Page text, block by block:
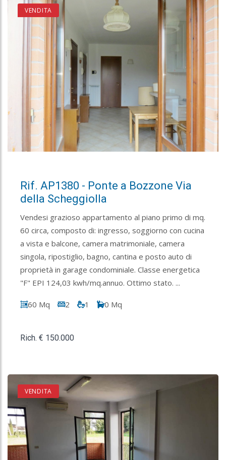
VENDITA
Rif. AP1380 - Ponte a Bozzone Via
della Scheggiolla
Vendesi grazioso appartamento al piano primo di mq.
60 circa, composto di: ingresso, soggiorno con cucina
a vista e balcone, camera matrimoniale, camera
singola, ripostiglio, bagno, cantina e posto auto di
proprietà in garage condominiale. Classe energetica
"F" EPI 124,03 kwh/mq.annuo. Ottimo stato. ...
60 Mq 2 1 0 Mq
Rich. € 150.000
VENDITA